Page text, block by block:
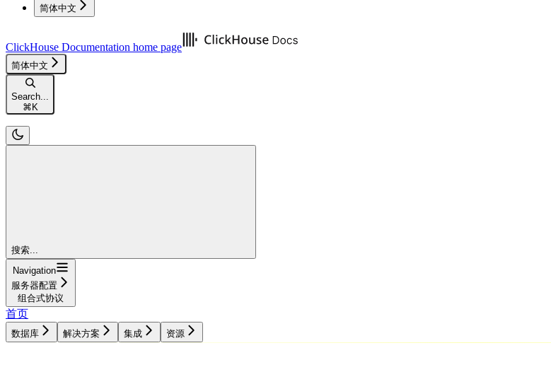
简体中文
ClickHouse Documentation home page
简体中文
Search...
⌘ K
搜索...
Navigation
服务器配置
组合式协议
首页
数据库 解决方案 集成 资源